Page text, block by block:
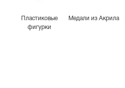
Пластиковые
фигурки
Медали из Акрила